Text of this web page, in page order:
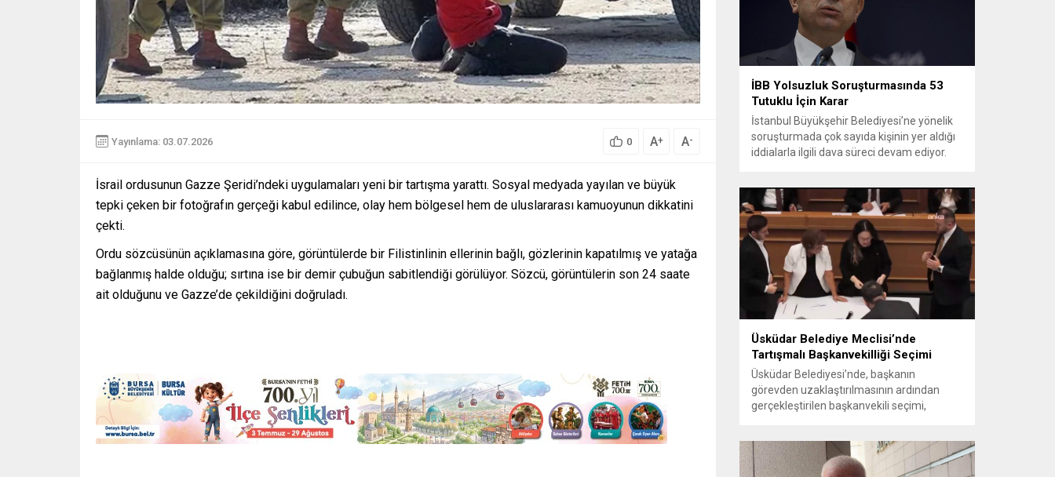
Yayınlama: 03.07.2026 0 A+ A-
İsrail ordusunun Gazze Şeridi’ndeki uygulamaları yeni bir tartışma yarattı. Sosyal medyada yayılan ve büyük
tepki çeken bir fotoğrafın gerçeği kabul edilince, olay hem bölgesel hem de uluslararası kamuoyunun dikkatini
çekti.
Ordu sözcüsünün açıklamasına göre, görüntülerde bir Filistinlinin ellerinin bağlı, gözlerinin kapatılmış ve yatağa
bağlanmış halde olduğu; sırtına ise bir demir çubuğun sabitlendiği görülüyor. Sözcü, görüntülerin son 24 saate
ait olduğunu ve Gazze’de çekildiğini doğruladı.
mücadele, bölgesel istikrar,...
İBB Yolsuzluk Soruşturmasında 53
Tutuklu İçin Karar
İstanbul Büyükşehir Belediyesi’ne yönelik
soruşturmada çok sayıda kişinin yer aldığı
iddialarla ilgili dava süreci devam ediyor.
değerlendirdi. İnceleme sonucunda,
aralarında Ekrem İmamoğlu’nun da
bulunduğu 53 tutuklu hakkında tutukluluk
hallerinin sürdürülmesine karar verildi.
İddialar ve değerlendirilen talepler
Soruşturma kapsamında sanıklara
yöneltilen...
Üsküdar Belediye Meclisi’nde
Tartışmalı Başkanvekilliği Seçimi
Üsküdar Belediyesi’nde, başkanın
görevden uzaklaştırılmasının ardından
gerçekleştirilen başkanvekili seçimi,
oylamada usul ve gizlilikle ilgili ciddi iddialar
ortaya atıldı; bazı oyların geçersiz